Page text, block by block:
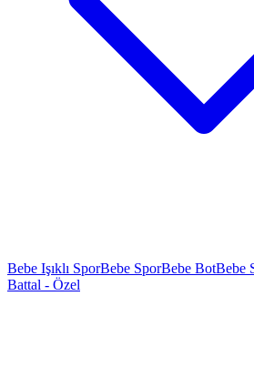
Bebe Işıklı SporBebe SporBebe BotBebe
Battal - Özel